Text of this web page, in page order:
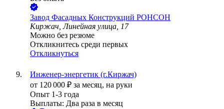
Завод Фасадных Конструкций РОНСОН
Киржач, Линейная улица, 17
Можно без резюме
Откликнитесь среди первых
Откликнуться
Инженер-энергетик (г.Киржач)
от 120 000 ₽ за месяц, на руки
Опыт 1-3 года
Выплаты: Два раза в месяц